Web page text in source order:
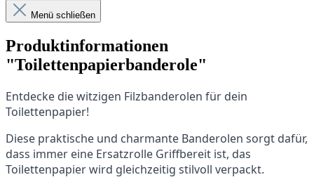
Menü schließen
Produktinformationen
"Toilettenpapierbanderole"
Entdecke die witzigen Filzbanderolen für dein
Toilettenpapier!
Diese praktische und charmante Banderolen sorgt dafür,
dass immer eine Ersatzrolle Griffbereit ist, das
Toilettenpapier wird gleichzeitig stilvoll verpackt.